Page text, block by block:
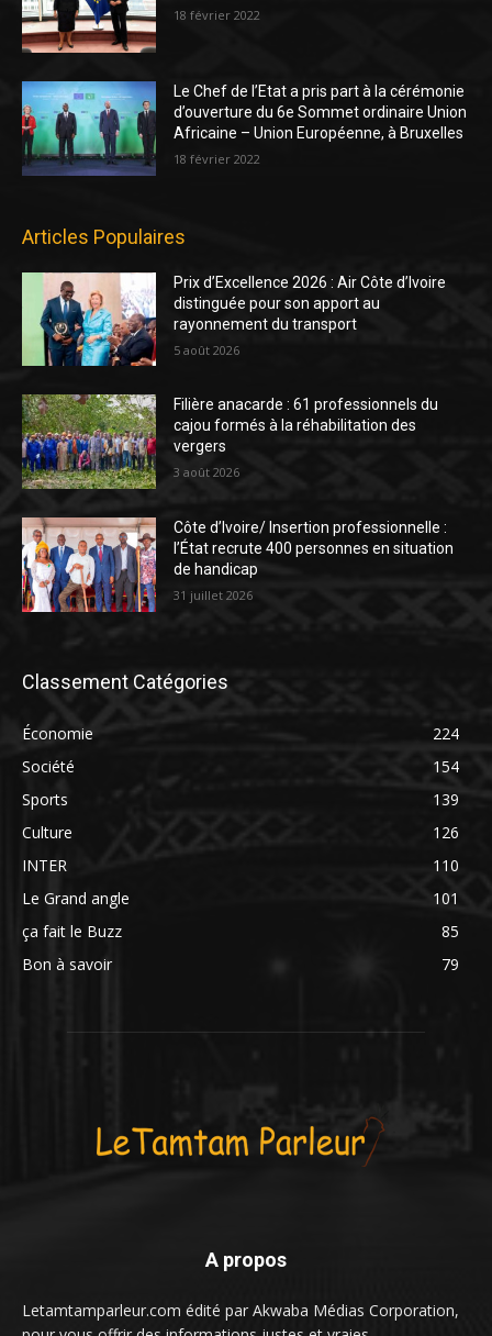
18 février 2022
Le Chef de l’Etat a pris part à la cérémonie
d’ouverture du 6e Sommet ordinaire Union
Africaine – Union Européenne, à Bruxelles
18 février 2022
Articles Populaires
Prix d’Excellence 2026 : Air Côte d’Ivoire
distinguée pour son apport au
rayonnement du transport
5 août 2026
Filière anacarde : 61 professionnels du
cajou formés à la réhabilitation des
vergers
3 août 2026
Côte d’Ivoire/ Insertion professionnelle :
l’État recrute 400 personnes en situation
de handicap
31 juillet 2026
Classement Catégories
Économie
224
Société
154
Sports
139
Culture
126
INTER
110
Le Grand angle
101
ça fait le Buzz
85
Bon à savoir
79
A propos
Letamtamparleur.com édité par Akwaba Médias Corporation,